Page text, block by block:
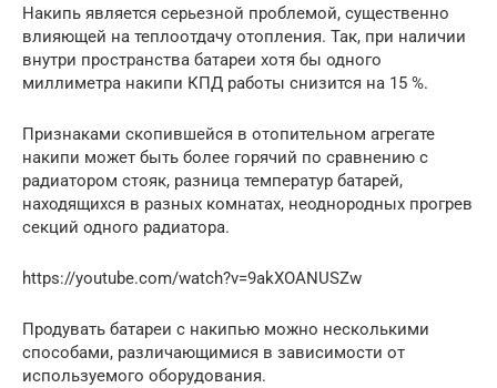
Накипь является серьезной проблемой, существенно
влияющей на теплоотдачу отопления. Так, при наличии
внутри пространства батареи хотя бы одного
миллиметра накипи КПД работы снизится на 15 %.
Признаками скопившейся в отопительном агрегате
накипи может быть более горячий по сравнению с
радиатором стояк, разница температур батарей,
находящихся в разных комнатах, неоднородных прогрев
секций одного радиатора.
https://youtube.com/watch?v=9akXOANUSZw
Продувать батареи с накипью можно несколькими
способами, различающимися в зависимости от
используемого оборудования.